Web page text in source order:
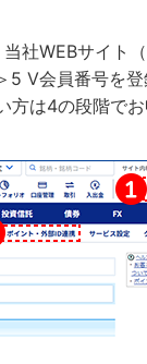
社WEBサイ
V会員番号を
は4の段階で